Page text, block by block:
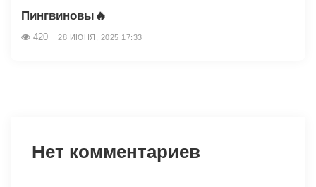
Пингвиновы🔥
420 28 ИЮНЯ, 2025 17:33
Нет комментариев